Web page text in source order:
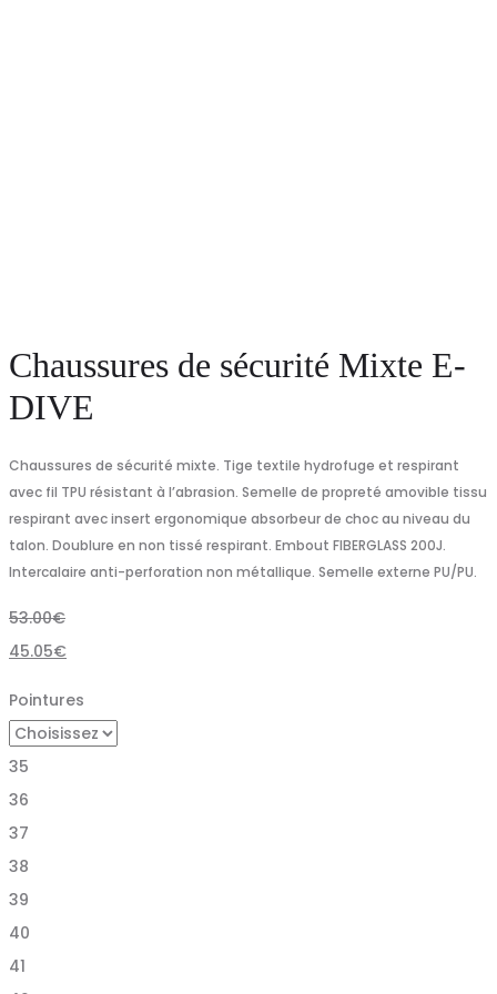
Chaussures de sécurité Mixte E-
DIVE
Chaussures de sécurité mixte. Tige textile hydrofuge et respirant
avec fil TPU résistant à l’abrasion. Semelle de propreté amovible tissu
respirant avec insert ergonomique absorbeur de choc au niveau du
talon. Doublure en non tissé respirant. Embout FIBERGLASS 200J.
Intercalaire anti-perforation non métallique. Semelle externe PU/PU.
53.00€
45.05€
Pointures
35
36
37
38
39
40
41